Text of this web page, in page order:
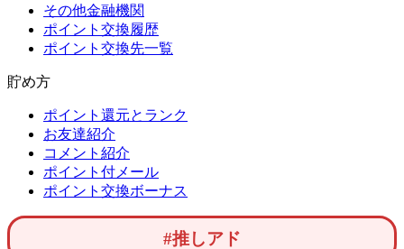
その他金融機関
ポイント交換履歴
ポイント交換先一覧
貯め方
ポイント還元とランク
お友達紹介
コメント紹介
ポイント付メール
ポイント交換ボーナス
#推しアド